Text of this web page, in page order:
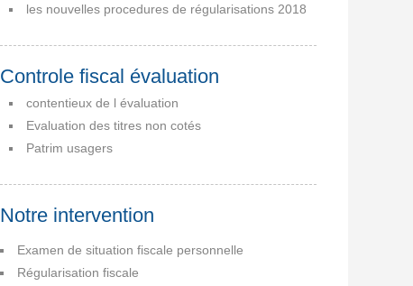
les nouvelles procedures de régularisations 2018
Controle fiscal évaluation
contentieux de l évaluation
Evaluation des titres non cotés
Patrim usagers
Notre intervention
Examen de situation fiscale personnelle
Régularisation fiscale